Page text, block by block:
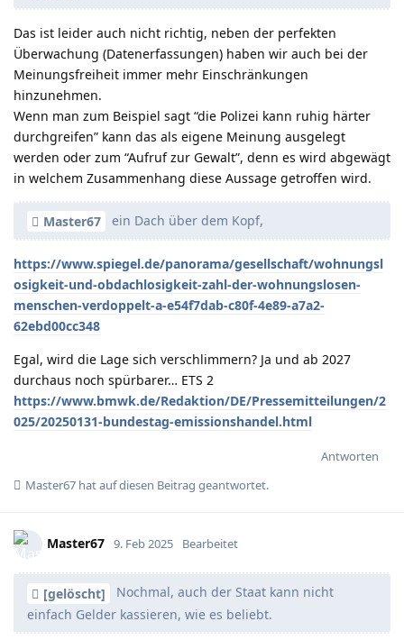
Das ist leider auch nicht richtig, neben der perfekten
Überwachung (Datenerfassungen) haben wir auch bei der
Meinungsfreiheit immer mehr Einschränkungen
hinzunehmen.
Wenn man zum Beispiel sagt “die Polizei kann ruhig härter
durchgreifen” kann das als eigene Meinung ausgelegt
werden oder zum “Aufruf zur Gewalt”, denn es wird abgewägt
in welchem Zusammenhang diese Aussage getroffen wird.
Master67 ein Dach über dem Kopf,
https://www.spiegel.de/panorama/gesellschaft/wohnungsl
osigkeit-und-obdachlosigkeit-zahl-der-wohnungslosen-
menschen-verdoppelt-a-e54f7dab-c80f-4e89-a7a2-
62ebd00cc348
Egal, wird die Lage sich verschlimmern? Ja und ab 2027
durchaus noch spürbarer… ETS 2
https://www.bmwk.de/Redaktion/DE/Pressemitteilungen/2
025/20250131-bundestag-emissionshandel.html
Antworten
Master67 hatauf diesen Beitrag geantwortet.
Master67 9. Feb 2025 Bearbeitet
[gelöscht]
Nochmal, auch der Staat kann nicht
einfach Gelder kassieren, wie es beliebt.